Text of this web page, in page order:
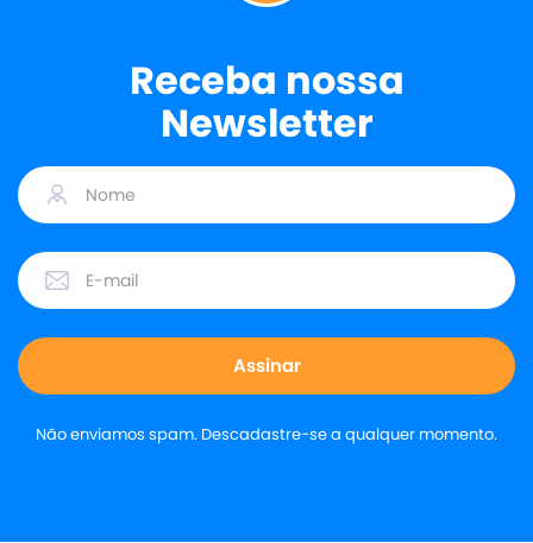
Receba nossa
Newsletter
Não enviamos spam. Descadastre-se a qualquer momento.